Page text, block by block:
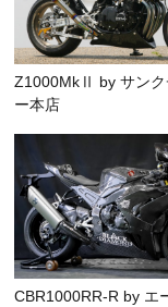
Z1000MkⅡ by サンク
ー本店
CBR1000RR-R by エ